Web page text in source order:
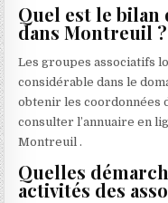
Quel est le bilan
dans Montreuil ?
Les groupes associatifs
considérable dans le
obtenir les coordonnées
consulter l’annuaire en
Montreuil .
Quelles
activités des